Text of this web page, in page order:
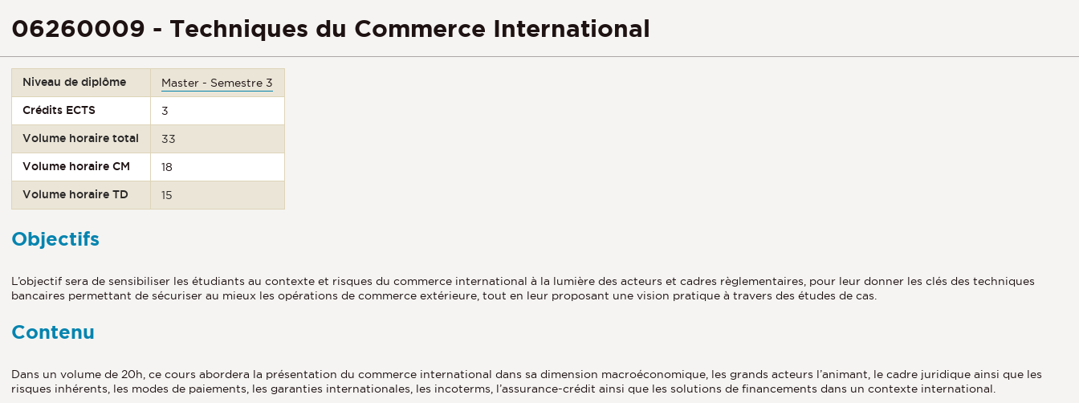
06260009 - Techniques du Commerce International
Niveau de diplôme Master - Semestre 3
Crédits ECTS 3
Volume horaire total 33
Volume horaire CM 18
Volume horaire TD 15
Objectifs
L’objectif sera de sensibiliser les étudiants au contexte et risques du commerce international à la lumière des acteurs et cadres règlementaires, pour leur donner les clés des techniques
bancaires permettant de sécuriser au mieux les opérations de commerce extérieure, tout en leur proposant une vision pratique à travers des études de cas.
Contenu
Dans un volume de 20h, ce cours abordera la présentation du commerce international dans sa dimension macroéconomique, les grands acteurs l’animant, le cadre juridique ainsi que les
risques inhérents, les modes de paiements, les garanties internationales, les incoterms, l’assurance-crédit ainsi que les solutions de financements dans un contexte international.